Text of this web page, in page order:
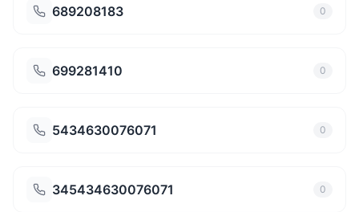
689208183 0
699281410 0
5434630076071 0
345434630076071 0